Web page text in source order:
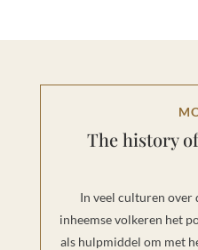
The history
In veel culturen over
inheemse volkeren het
als hulpmiddel om met